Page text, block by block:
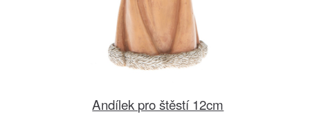
Andílek pro štěstí 12cm